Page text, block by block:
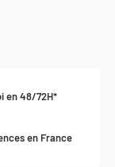
en 48/72H*
en France